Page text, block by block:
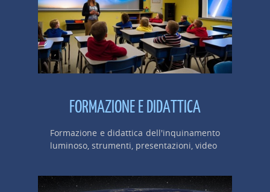
FORMAZIONE E DIDATTICA
Formazione e didattica dell'inquinamento
luminoso, strumenti, presentazioni, video